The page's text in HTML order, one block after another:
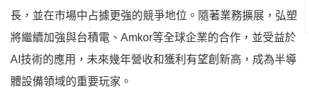
長，並在市場中占據更強的競爭地位。隨著業務擴展，弘塑
將繼續加強與台積電、Amkor等全球企業的合作，並受益於
AI技術的應用，未來幾年營收和獲利有望創新高，成為半導
體設備領域的重要玩家。